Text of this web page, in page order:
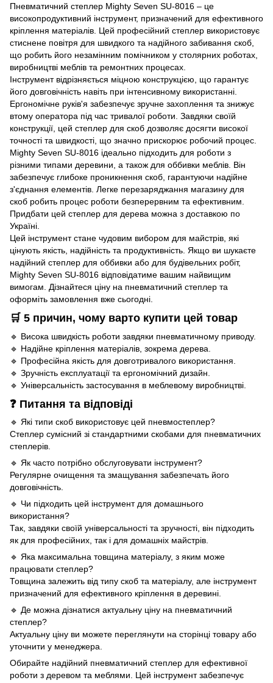
Пневматичний степлер Mighty Seven SU-8016 – це
високопродуктивний інструмент, призначений для ефективного
кріплення матеріалів. Цей професійний степлер використовує
стиснене повітря для швидкого та надійного забивання скоб,
що робить його незамінним помічником у столярних роботах,
виробництві меблів та ремонтних процесах.
Інструмент відрізняється міцною конструкцією, що гарантує
його довговічність навіть при інтенсивному використанні.
Ергономічне руків'я забезпечує зручне захоплення та знижує
втому оператора під час тривалої роботи. Завдяки своїй
конструкції, цей степлер для скоб дозволяє досягти високої
точності та швидкості, що значно прискорює робочий процес.
Mighty Seven SU-8016 ідеально підходить для роботи з
різними типами деревини, а також для оббивки меблів. Він
забезпечує глибоке проникнення скоб, гарантуючи надійне
з'єднання елементів. Легке перезаряджання магазину для
скоб робить процес роботи безперервним та ефективним.
Придбати цей степлер для дерева можна з доставкою по
Україні.
Цей інструмент стане чудовим вибором для майстрів, які
цінують якість, надійність та продуктивність. Якщо ви шукаєте
надійний степлер для оббивки або для будівельних робіт,
Mighty Seven SU-8016 відповідатиме вашим найвищим
вимогам. Дізнайтеся ціну на пневматичний степлер та
оформіть замовлення вже сьогодні.
🛒 5 причин, чому варто купити цей товар
🔹 Висока швидкість роботи завдяки пневматичному приводу.
🔹 Надійне кріплення матеріалів, зокрема дерева.
🔹 Професійна якість для довготривалого використання.
🔹 Зручність експлуатації та ергономічний дизайн.
🔹 Універсальність застосування в меблевому виробництві.
❓ Питання та відповіді
🔹 Які типи скоб використовує цей пневмостеплер?
Степлер сумісний зі стандартними скобами для пневматичних
степлерів.
🔹 Як часто потрібно обслуговувати інструмент?
Регулярне очищення та змащування забезпечать його
довговічність.
🔹 Чи підходить цей інструмент для домашнього
використання?
Так, завдяки своїй універсальності та зручності, він підходить
як для професійних, так і для домашніх майстрів.
🔹 Яка максимальна товщина матеріалу, з яким може
працювати степлер?
Товщина залежить від типу скоб та матеріалу, але інструмент
призначений для ефективного кріплення в деревині.
🔹 Де можна дізнатися актуальну ціну на пневматичний
степлер?
Актуальну ціну ви можете переглянути на сторінці товару або
уточнити у менеджера.
Обирайте надійний пневматичний степлер для ефективної
роботи з деревом та меблями. Цей інструмент забезпечує